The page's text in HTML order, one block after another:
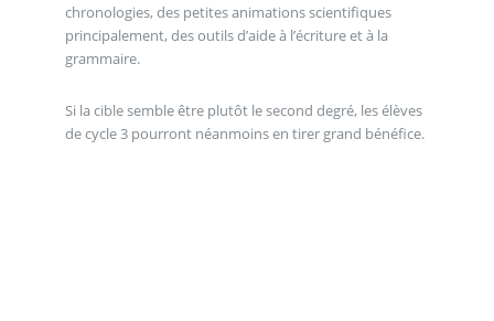
chronologies, des petites animations scientifiques
principalement, des outils d’aide à l’écriture et à la
grammaire.
Si la cible semble être plutôt le second degré, les élèves
de cycle 3 pourront néanmoins en tirer grand bénéfice.